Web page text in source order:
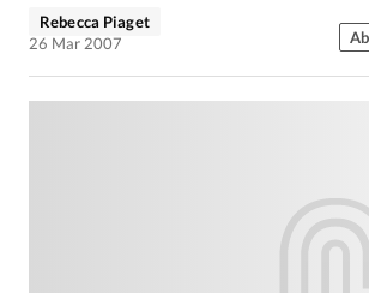
Rebecca Piaget
26 Mar 2007